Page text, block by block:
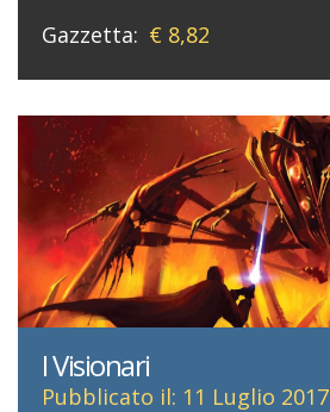
Gazzetta: € 8,82
I Visionari
Pubblicato il: 11 Luglio 2017